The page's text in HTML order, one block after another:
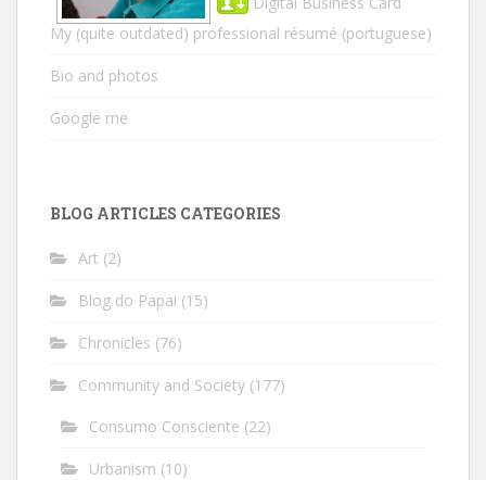
My (quite outdated) professional résumé (portuguese)
Bio and photos
Google me
BLOG ARTICLES CATEGORIES
Art (2)
Blog do Papai (15)
Chronicles (76)
Community and Society (177)
Consumo Consciente (22)
Urbanism (10)